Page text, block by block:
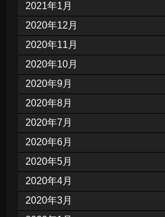
2021年1月
2020年12月
2020年11月
2020年10月
2020年9月
2020年8月
2020年7月
2020年6月
2020年5月
2020年4月
2020年3月